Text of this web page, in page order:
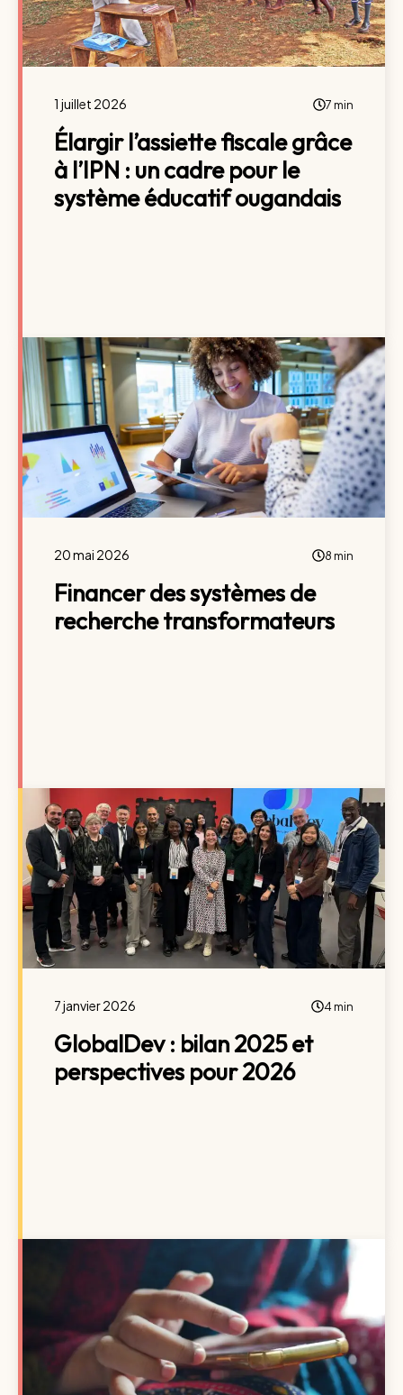
1 juillet 2026 7 min
Élargir l’assiette fiscale grâce
à l’IPN : un cadre pour le
système éducatif ougandais
20 mai 2026 8 min
Financer des systèmes de
recherche transformateurs
7 janvier 2026 4 min
GlobalDev : bilan 2025 et
perspectives pour 2026